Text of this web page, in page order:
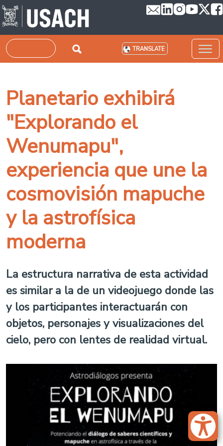
Skip to main content
Search TRANSLATE
Planetario exhibirá
"Explorando el
Wenumapu",
experiencia que une la
cosmovisión mapuche
y la astrofísica
moderna
La estructura narrativa de esta actividad
es similar a la de un videojuego donde las
y los participantes interactuarán con
objetos, personajes y visualizaciones del
cielo, pero con lentes de realidad virtual.